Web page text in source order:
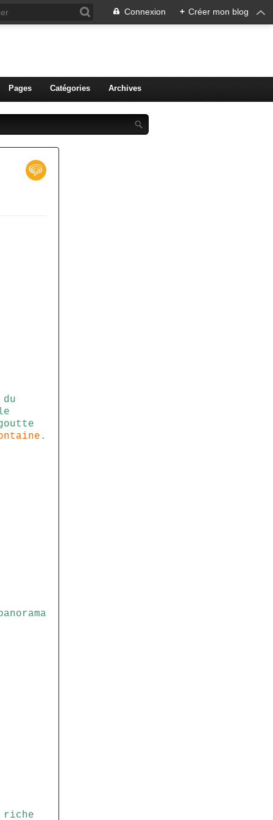
Connexion + Créer mon blog
Pages Catégories Archives
du
.
riche